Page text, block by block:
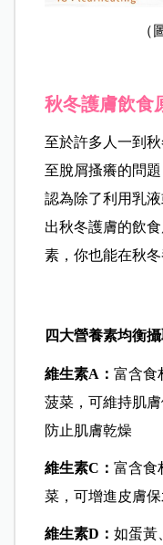
（
秋冬護膚飲食
至於許多人一到
至脫屑搔癢的問
認為除了利用乳
出秋冬護膚的飲
素，你也能在秋
四大營養素均衡
維生素A：富含食
菠菜，可維持肌
防止肌膚乾燥
維生素C：富含食
菜，可增進皮膚
維生素D：如蛋黃